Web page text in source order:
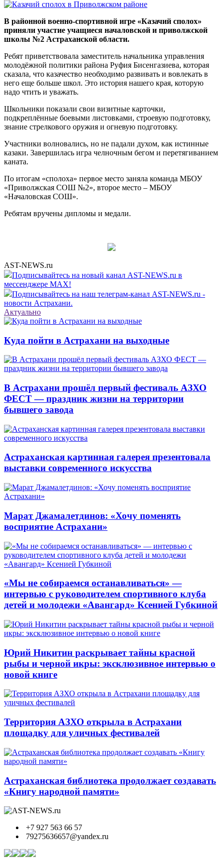
В районной военно-спортивной игре «Казачий сполох»
приняли участие учащиеся началовской и приволжской
школы №2 Астраханской области.
Ребят приветствовала заместитель начальника управления
молодёжной политики района Руфия Бисенгазиева, которая
сказала, что казачество необходимо развивать и вовлекать в
него еще больше школ. Это история нашего края, которую
надо чтить и уважать.
Школьники показали свои визитные карточки,
подкреплённые боевыми листовками, строевую подготовку,
знание стрелкового оружия и огневую подготовку.
Участники волновались, но не падали духом, как истинные
казаки. Завершилась игра челночным бегом и перетягиванием
каната.
По итогам «сполоха» первое место заняла команда МБОУ
«Приволжская СОШ №2», второе место – МБОУ
«Началовская СОШ».
Ребятам вручены дипломы и медали.
AST-NEWS.ru
Подписывайтесь на новый канал AST-NEWS.ru в
мессенджере MAX!
Подписывайтесь на наш телеграм-канал AST-NEWS.ru -
новости Астрахани.
Актуально
Куда пойти в Астрахани на выходные
В Астрахани прошёл первый фестиваль АЗХО
ФЕСТ — праздник жизни на территории
бывшего завода
Астраханская картинная галерея презентовала
выставки современного искусства
Марат Джамалетдинов: «Хочу поменять
восприятие Астрахани»
«Мы не собираемся останавливаться» —
интервью с руководителем спортивного клуба
детей и молодежи «Авангард» Ксенией Губкиной
Юрий Никитин раскрывает тайны красной
рыбы и черной икры: эксклюзивное интервью о
новой книге
Территория АЗХО открыла в Астрахани
площадку для уличных фестивалей
Астраханская библиотека продолжает создавать
«Книгу народной памяти»
+7 927 563 66 57
79275636657@yandex.ru